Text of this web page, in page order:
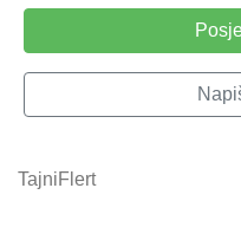
TajniFlert